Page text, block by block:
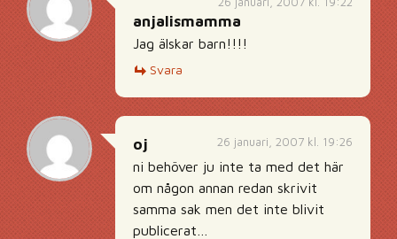
anjalismamma
Jag älskar barn!!!!
Svara
26 januari, 2007 kl. 19:26
oj
ni behöver ju inte ta med det här
om någon annan redan skrivit
samma sak men det inte blivit
publicerat…